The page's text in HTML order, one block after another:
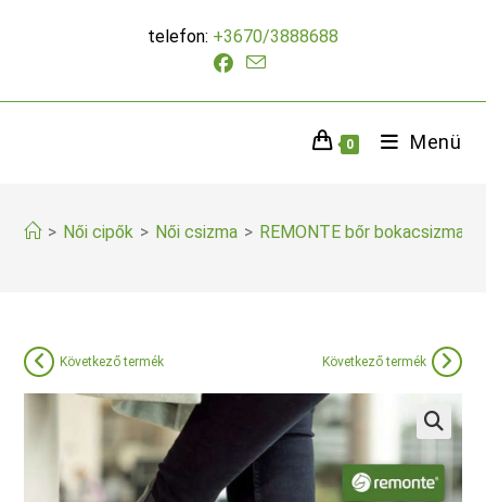
telefon: +3670/3888688
0 Menü
> Női cipők > Női csizma > REMONTE bőr bokacsizma
Következő termék Következő termék